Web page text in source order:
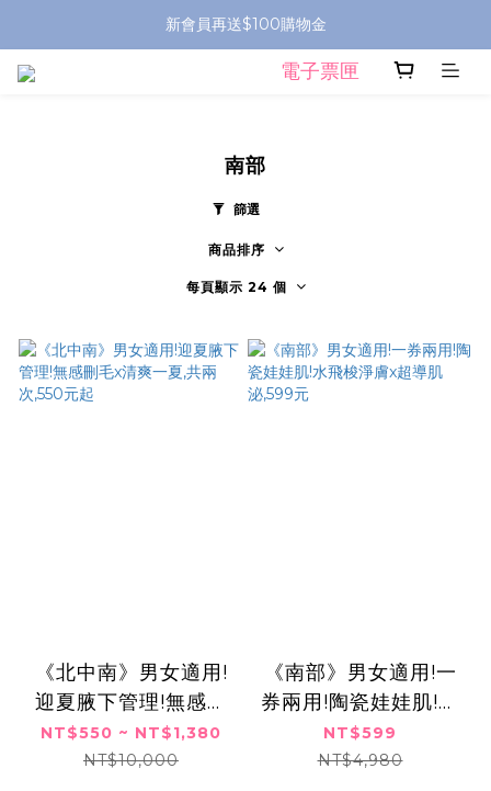
新會員再送$100購物金
電子票匣
南部
篩選
商品排序
每頁顯示 24 個
《北中南》男女適用!
迎夏腋下管理!無感刪
毛x清爽一夏,共兩
次,550元起
NT$550 ~ NT$1,380
NT$10,000
《南部》男女適用!一
券兩用!陶瓷娃娃肌!水
飛梭淨膚x超導肌
泌,599元
NT$599
NT$4,980